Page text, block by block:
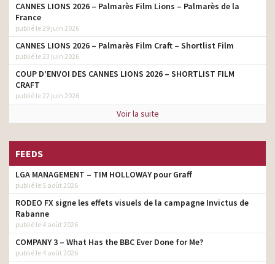
CANNES LIONS 2026 – Palmarès Film Lions – Palmarès de la
France
publié le 29 juin 2026
CANNES LIONS 2026 – Palmarès Film Craft – Shortlist Film
publié le 23 juin 2026
COUP D’ENVOI DES CANNES LIONS 2026 – SHORTLIST FILM
CRAFT
publié le 22 juin 2026
Voir la suite
FEEDS
LGA MANAGEMENT – TIM HOLLOWAY pour Graff
publié le 5 août 2026
RODEO FX signe les effets visuels de la campagne Invictus de
Rabanne
publié le 4 août 2026
COMPANY 3 – What Has the BBC Ever Done for Me?
publié le 4 août 2026